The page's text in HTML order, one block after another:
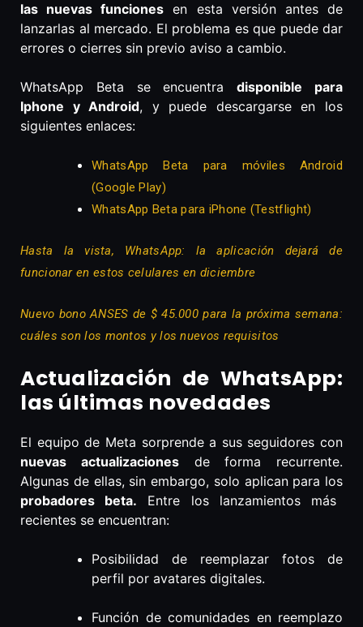
las nuevas funciones en esta versión antes de
lanzarlas al mercado. El problema es que puede dar
errores o cierres sin previo aviso a cambio.
WhatsApp Beta se encuentradisponible para
Iphone y Android, y puede descargarse en los
siguientes enlaces:
WhatsApp Beta para móviles Android
(Google Play)
WhatsApp Beta para iPhone (Testflight)
Hasta la vista, WhatsApp: la aplicación dejará de
funcionar en estos celulares en diciembre
Nuevo bono ANSES de $ 45.000 para la próxima semana:
cuáles son los montos y los nuevos requisitos
Actualización de WhatsApp:
las últimas novedades
El equipo de Meta sorprende a sus seguidores con
nuevas actualizacionesde forma recurrente.
Algunas de ellas, sin embargo, solo aplican para los
probadores beta. Entre los lanzamientos más
recientes se encuentran:
Posibilidad de reemplazar fotos de
perfil por avatares digitales.
Función de comunidades en reemplazo